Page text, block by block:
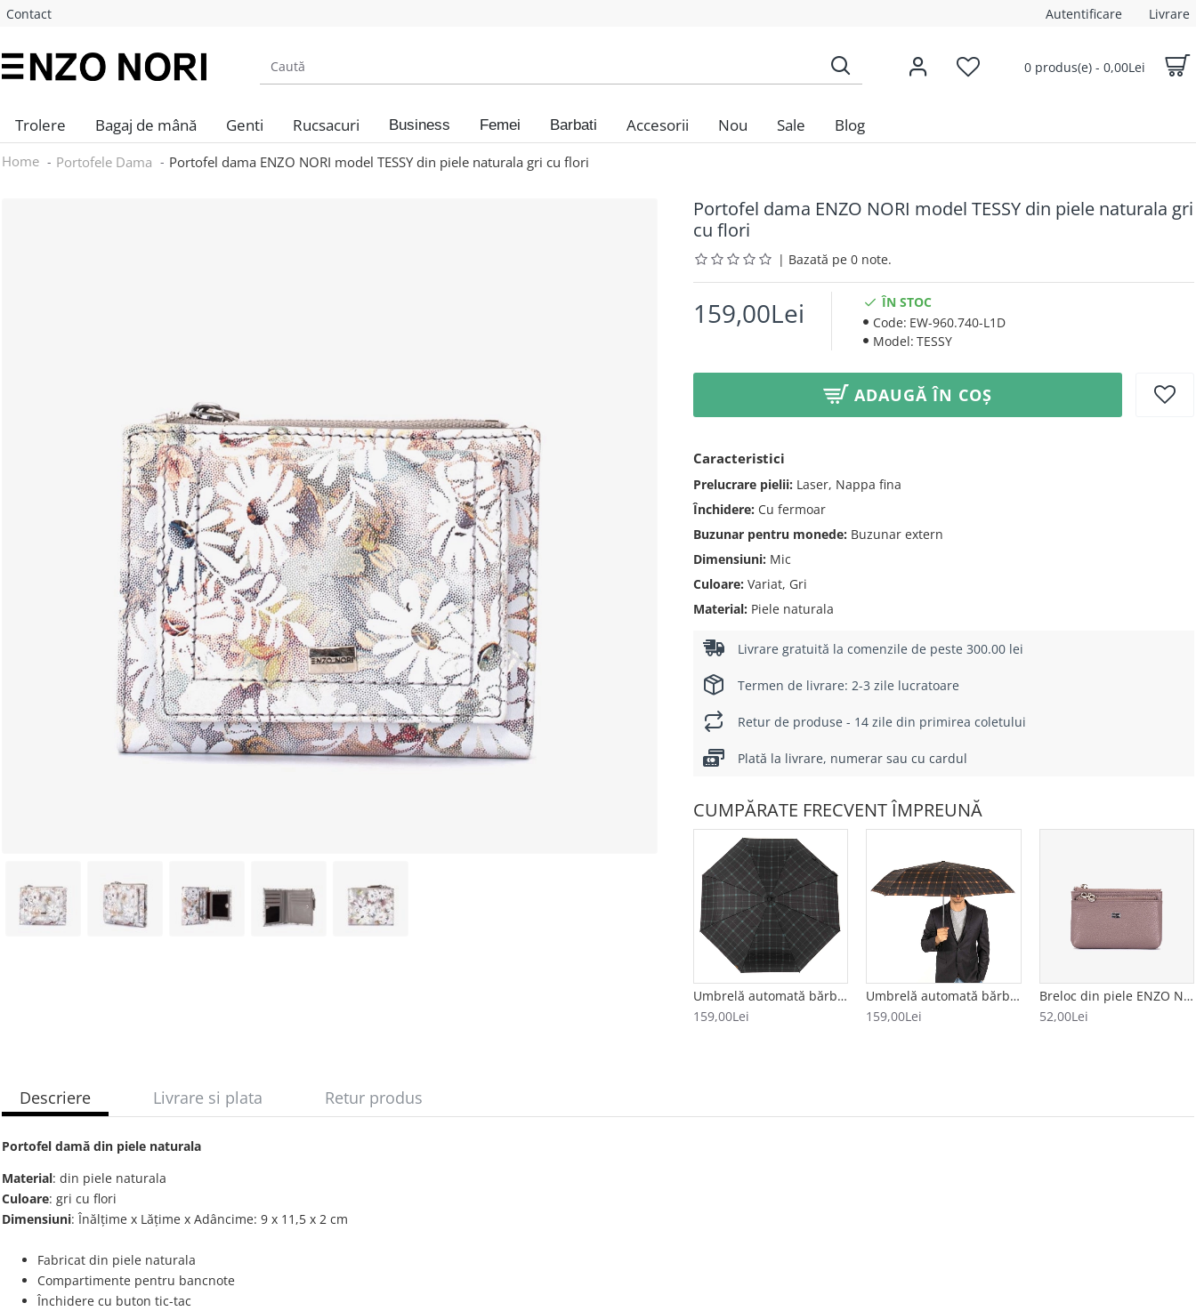
Contact Autentificare Livrare
0 produs(e) - 0,00Lei
Trolere Bagaj de mână Genti Rucsacuri Business Femei Barbati Accesorii Nou Sale Blog
Home Portofele Dama Portofel dama ENZO NORI model TESSY din piele naturala gri cu flori
Portofel dama ENZO NORI model TESSY din piele naturala gri
cu flori
| Bazată pe 0 note.
159,00Lei
ÎN STOC
Code: EW-960.740-L1D
Model: TESSY
ADAUGĂ ÎN COȘ
Caracteristici
Prelucrare pielii: Laser, Nappa fina
Închidere: Cu fermoar
Buzunar pentru monede: Buzunar extern
Dimensiuni: Mic
Culoare: Variat, Gri
Material: Piele naturala
Livrare gratuită la comenzile de peste 300.00 lei
Termen de livrare: 2-3 zile lucratoare
Retur de produse - 14 zile din primirea coletului
Plată la livrare, numerar sau cu cardul
CUMPĂRATE FRECVENT ÎMPREUNĂ
Umbrelă automată bărbați model CUADRADO negru-verde
159,00Lei
Umbrelă automată bărbați model CUADRADO negru-portocăliu
159,00Lei
Breloc din piele ENZO NORI model FILL bej
52,00Lei
Descriere Livrare si plata Retur produs
Portofel damă din piele naturala
Material: din piele naturala
Culoare: gri cu flori
Dimensiuni: Înălțime x Lățime x Adâncime: 9 х 11,5 х 2 cm
Fabricat din piele naturala
Compartimente pentru bancnote
Închidere cu buton tic-tac